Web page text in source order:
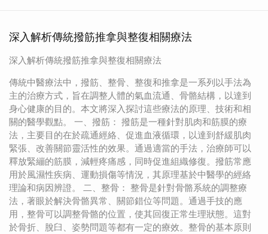
深入解析傳統撥筋推拿與整復相關療法
深入解析傳統撥筋推拿與整復相關療法
傳統中醫療法中，撥筋、整骨、整復和推拿是一系列以手法為
主的治療方式，旨在調整人體的氣血流通、骨骼結構，以達到
身心健康的目的。本文將深入探討這些療法的原理、技術和相
關的醫學觀點。 一、撥筋： 撥筋是一種針對肌肉和筋膜的療
法，主要目的在於疏通經絡、促進血液循環，以達到舒緩肌肉
緊張、改善關節靈活性的效果。通過適當的手法，治療師可以
釋放緊繃的筋膜，減輕疼痛感，同時促進組織修復。撥筋常應
用於風濕性疾病、運動損傷等情況，其原理基於中醫學的經絡
理論和病因辨證。 二、整骨： 整骨是針對骨骼系統的調整療
法，著眼於解決骨骼異常、關節錯位等問題。通過手技的應
用，整骨可以調整骨骼的位置，使其回復正常生理狀態。這對
於骨折、脫臼、姿勢問題等都有一定的療效。整骨的基本原則